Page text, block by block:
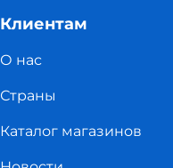
Клиентам
О нас
Страны
Каталог магазинов